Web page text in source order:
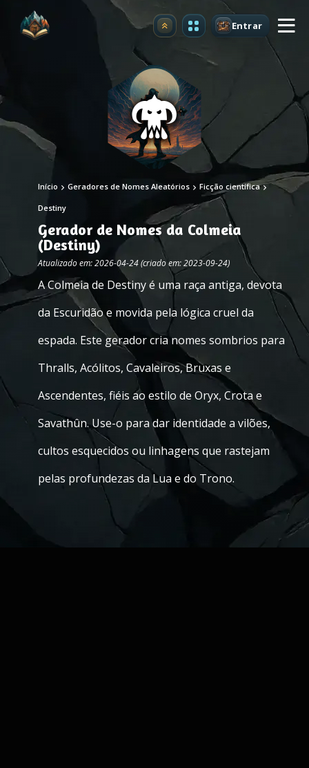
Atualizar Entrar
Início Geradores de Nomes Aleatórios Ficção científica
Destiny
Gerador de Nomes da Colmeia
(Destiny)
Atualizado em: 2026-04-24 (criado em: 2023-09-24)
A Colmeia de Destiny é uma raça antiga, devota
da Escuridão e movida pela lógica cruel da
espada. Este gerador cria nomes sombrios para
Thralls, Acólitos, Cavaleiros, Bruxas e
Ascendentes, fiéis ao estilo de Oryx, Crota e
Savathûn. Use-o para dar identidade a vilões,
cultos esquecidos ou linhagens que rastejam
pelas profundezas da Lua e do Trono.